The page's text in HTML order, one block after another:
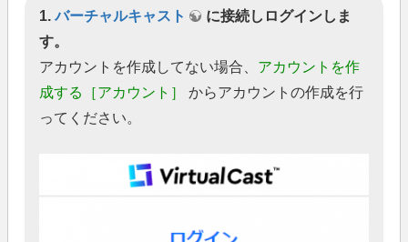
1.バーチャルキャスト
に接続しログインしま
す。
アカウントを作成してない場合、 アカウントを作
成する［アカウント］
からアカウントの作成を行
ってください。